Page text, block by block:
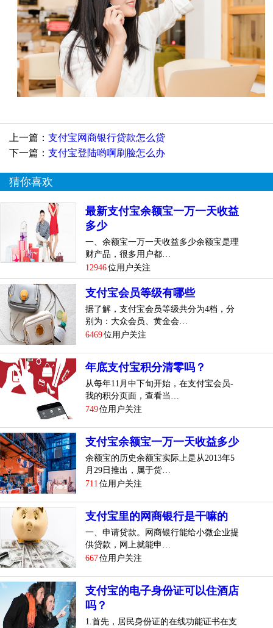
上一篇： 支付宝网商银行贷款怎么贷
下一篇： 支付宝登陆哟啊刷脸怎么办
猜你喜欢
最新支付宝余额宝一万一天收益
多少
一、余额宝一万一天收益多少余额宝是理
财产品，很多用户都…
12946位用户关注
支付宝会员等级有哪些
据了解，支付宝会员等级共分为4档，分
别为：大众会员、黄金会…
6469位用户关注
年底支付宝积分清零吗？
从每年11月中下旬开始，在支付宝会员-
我的积分页面，查看当…
749位用户关注
支付宝余额宝一万一天收益多少
余额宝的历史余额宝实际上是从2013年5
月29日推出，属于货…
711 位用户关注
支付宝里的网商银行是干嘛的
一、申请贷款。网商银行能给小微企业提
供贷款，网上就能申…
667位用户关注
支付宝的电子身份证可以住酒店
吗？
1.首先，居民身份证的在线功能证书在支